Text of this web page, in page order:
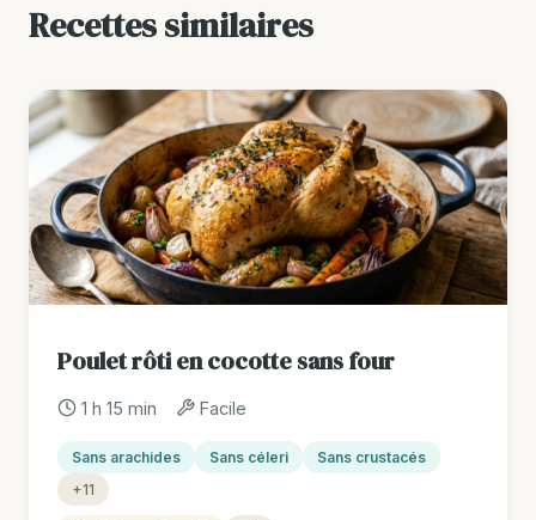
Recettes similaires
Poulet rôti en cocotte sans four
1 h 15 min Facile
Sans arachides Sans céleri
Sans crustacés
+11